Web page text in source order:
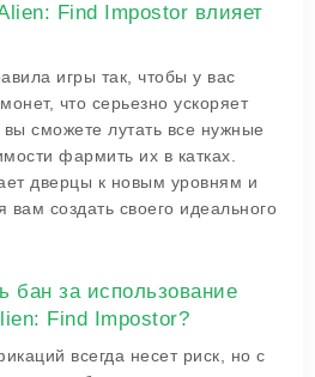
Find Impostor влияет
игры так, чтобы у вас
что серьезно ускоряет
сможете лутать все нужные
фармить их в катках.
дверцы к новым уровням и
создать своего идеального
бан за использование
Find Impostor?
всегда несет риск, но с